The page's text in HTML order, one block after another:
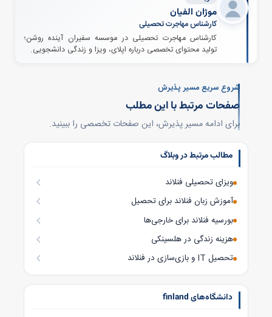
موژان الفیان
کارشناس مهاجرت تحصیلی
کارشناس مهاجرت تحصیلی در موسسه سفیران آینده روشن؛
تولید محتوای تخصصی درباره اپلای، ویزا و زندگی دانشجویی.
شروع سریع مسیر پذیرش
صفحات مرتبط با این مطلب
برای ادامه مسیر پذیرش، این صفحات تخصصی را ببینید.
مطالب مرتبط در وبلاگ
ویزای تحصیلی فنلاند
آموزش زبان فنلاند برای تحصیل
بورسیه فنلاند برای خارجی‌ها
هزینه زندگی در هلسینکی
تحصیل IT و بازی‌سازی در فنلاند
دانشگاه‌های finland